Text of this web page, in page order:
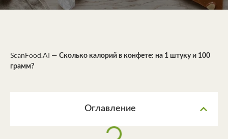
ScanFood.AI — Сколько калорий в конфете: на 1 штуку и 100
грамм?
Оглавление